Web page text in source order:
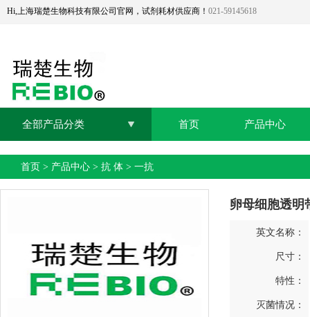
Hi,上海瑞楚生物科技有限公司官网，试剂耗材供应商！ 021-59145618
全部产品分类 首页 产品中心
首页 > 产品中心 > 抗 体 > 一抗
卵母细胞透明
英文名称：
尺寸：
特性：
灭菌情况：